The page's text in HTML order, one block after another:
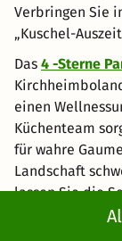
Verbringen Sie
„Kuschel-
Das 4 -Sterne
einen
Küchenteam
für wahre
Landschaft
lassen Sie die
und tanken